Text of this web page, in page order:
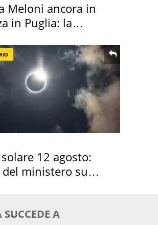
Meloni ancora in
in Puglia: la
12 agosto:
del ministero su